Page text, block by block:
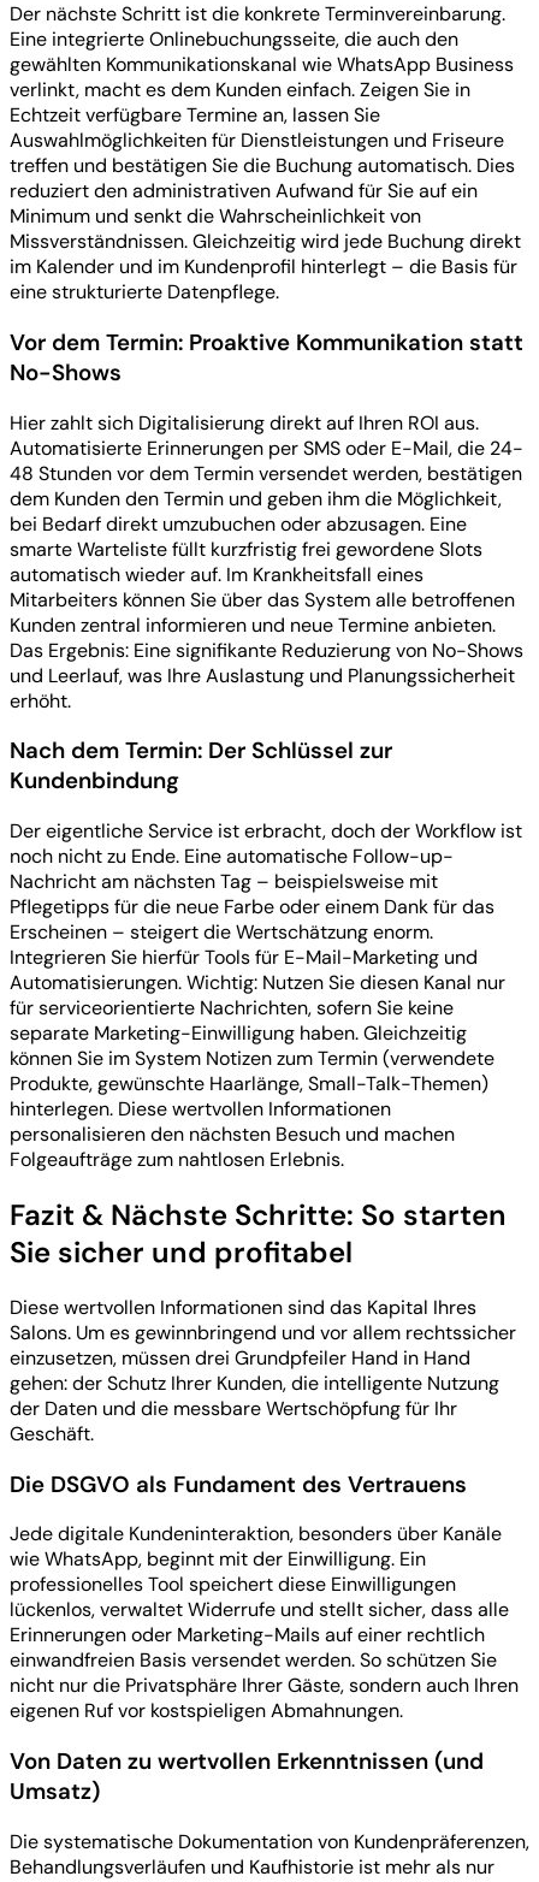
Der nächste Schritt ist die konkrete Terminvereinbarung.
Eine integrierte Onlinebuchungsseite, die auch den
gewählten Kommunikationskanal wie WhatsApp Business
verlinkt, macht es dem Kunden einfach. Zeigen Sie in
Echtzeit verfügbare Termine an, lassen Sie
Auswahlmöglichkeiten für Dienstleistungen und Friseure
treffen und bestätigen Sie die Buchung automatisch. Dies
reduziert den administrativen Aufwand für Sie auf ein
Minimum und senkt die Wahrscheinlichkeit von
Missverständnissen. Gleichzeitig wird jede Buchung direkt
im Kalender und im Kundenprofil hinterlegt – die Basis für
eine strukturierte Datenpflege.
Vor dem Termin: Proaktive Kommunikation statt
No-Shows
Hier zahlt sich Digitalisierung direkt auf Ihren ROI aus.
Automatisierte Erinnerungen per SMS oder E-Mail, die 24-
48 Stunden vor dem Termin versendet werden, bestätigen
dem Kunden den Termin und geben ihm die Möglichkeit,
bei Bedarf direkt umzubuchen oder abzusagen. Eine
smarte Warteliste füllt kurzfristig frei gewordene Slots
automatisch wieder auf. Im Krankheitsfall eines
Mitarbeiters können Sie über das System alle betroffenen
Kunden zentral informieren und neue Termine anbieten.
Das Ergebnis: Eine signifikante Reduzierung von No-Shows
und Leerlauf, was Ihre Auslastung und Planungssicherheit
erhöht.
Nach dem Termin: Der Schlüssel zur
Kundenbindung
Der eigentliche Service ist erbracht, doch der Workflow ist
noch nicht zu Ende. Eine automatische Follow-up-
Nachricht am nächsten Tag – beispielsweise mit
Pflegetipps für die neue Farbe oder einem Dank für das
Erscheinen – steigert die Wertschätzung enorm.
Integrieren Sie hierfür Tools für E-Mail-Marketing und
Automatisierungen. Wichtig: Nutzen Sie diesen Kanal nur
für serviceorientierte Nachrichten, sofern Sie keine
separate Marketing-Einwilligung haben. Gleichzeitig
können Sie im System Notizen zum Termin (verwendete
Produkte, gewünschte Haarlänge, Small-Talk-Themen)
hinterlegen. Diese wertvollen Informationen
personalisieren den nächsten Besuch und machen
Folgeaufträge zum nahtlosen Erlebnis.
Fazit & Nächste Schritte: So starten
Sie sicher und profitabel
Diese wertvollen Informationen sind das Kapital Ihres
Salons. Um es gewinnbringend und vor allem rechtssicher
einzusetzen, müssen drei Grundpfeiler Hand in Hand
gehen: der Schutz Ihrer Kunden, die intelligente Nutzung
der Daten und die messbare Wertschöpfung für Ihr
Geschäft.
Die DSGVO als Fundament des Vertrauens
Jede digitale Kundeninteraktion, besonders über Kanäle
wie WhatsApp, beginnt mit der Einwilligung. Ein
professionelles Tool speichert diese Einwilligungen
lückenlos, verwaltet Widerrufe und stellt sicher, dass alle
Erinnerungen oder Marketing-Mails auf einer rechtlich
einwandfreien Basis versendet werden. So schützen Sie
nicht nur die Privatsphäre Ihrer Gäste, sondern auch Ihren
eigenen Ruf vor kostspieligen Abmahnungen.
Von Daten zu wertvollen Erkenntnissen (und
Umsatz)
Die systematische Dokumentation von Kundenpräferenzen,
Behandlungsverläufen und Kaufhistorie ist mehr als nur